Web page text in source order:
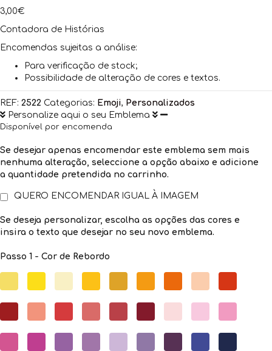
3,00€
Contadora de Histórias
Encomendas sujeitas a análise:
Para verificação de stock;
Possibilidade de alteração de cores e textos.
REF: 2522 Categorias: Emoji, Personalizados
Personalize aqui o seu Emblema
Disponível por encomenda
Se desejar apenas encomendar este emblema sem mais
nenhuma alteração, seleccione a opção abaixo e adicione
a quantidade pretendida no carrinho.
QUERO ENCOMENDAR IGUAL À IMAGEM
Se deseja personalizar, escolha as opções das cores e
insira o texto que desejar no seu novo emblema.
Passo 1 - Cor de Rebordo